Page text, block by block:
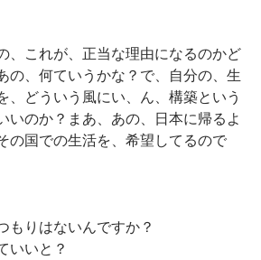
、これが、正当な理由になるのかど
の、何ていうかな？で、自分の、生
、どういう風にい、ん、構築という
いのか？まあ、あの、日本に帰るよ
の国での生活を、希望してるので
もりはないんですか？
いいと？